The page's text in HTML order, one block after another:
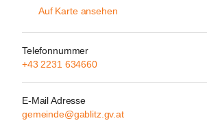
Auf Karte ansehen
Telefonnummer
+43 2231 634660
E-Mail Adresse
gemeinde@gablitz.gv.at